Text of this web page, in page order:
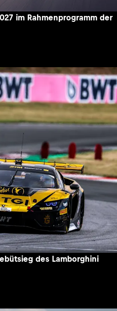
im Rahmenprogramm der
des Lamborghini